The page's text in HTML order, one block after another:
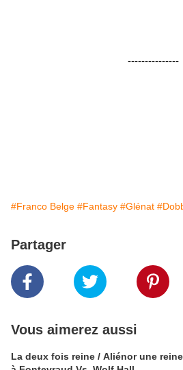
---------------
#Franco Belge #Fantasy #Glénat
Partager
Vous aimerez aussi
La deux fois reine / Aliénor une reine